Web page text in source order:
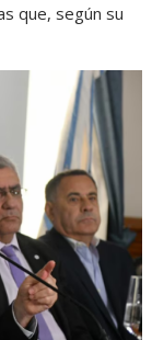
que, según su